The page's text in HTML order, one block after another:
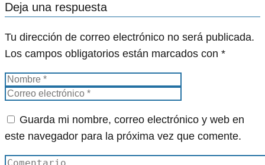
Deja una respuesta
Tu dirección de correo electrónico no será publicada.
Los campos obligatorios están marcados con *
Guarda mi nombre, correo electrónico y web en
este navegador para la próxima vez que comente.